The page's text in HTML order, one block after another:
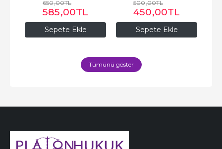
Sepete Ekle
650,00TL
585,00TL
Sepete Ekle
500,00TL
450,00TL
Tümünü göster